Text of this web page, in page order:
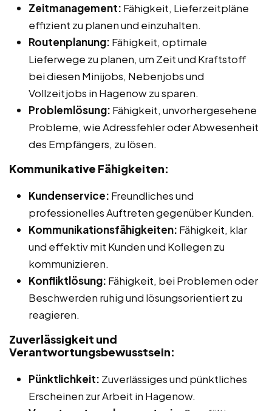
Zeitmanagement: Fähigkeit, Lieferzeitpläne
effizient zu planen und einzuhalten.
Routenplanung: Fähigkeit, optimale
Lieferwege zu planen, um Zeit und Kraftstoff
bei diesen Minijobs, Nebenjobs und
Vollzeitjobs in Hagenow zu sparen.
Problemlösung: Fähigkeit, unvorhergesehene
Probleme, wie Adressfehler oder Abwesenheit
des Empfängers, zu lösen.
Kommunikative Fähigkeiten:
Kundenservice: Freundliches und
professionelles Auftreten gegenüber Kunden.
Kommunikationsfähigkeiten: Fähigkeit, klar
und effektiv mit Kunden und Kollegen zu
kommunizieren.
Konfliktlösung: Fähigkeit, bei Problemen oder
Beschwerden ruhig und lösungsorientiert zu
reagieren.
Zuverlässigkeit und
Verantwortungsbewusstsein:
Pünktlichkeit: Zuverlässiges und pünktliches
Erscheinen zur Arbeit in Hagenow.